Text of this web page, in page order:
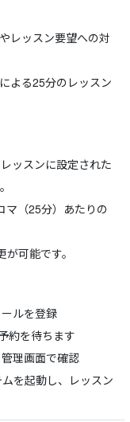
レッスン要望への対
よる25分のレッスン
ッスンに設定された
マ（25分）あたりの
可能です。
ルを登録
約を待ちます
理画面で確認
を起動し、レッスン